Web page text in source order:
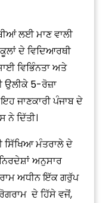
ਲਈ ਮਾਣ ਵਾਲੀ
ਦੇ ਵਿਦਿਆਰਥੀ
ਵਿਭਿੰਨਤਾ ਅਤੇ
ਉਲੀਕੇ 5-ਰੋਜ਼ਾ
ਜਾਣਕਾਰੀ ਪੰਜਾਬ ਦੇ
ਦਿੱਤੀ।
ਸਿੱਖਿਆ ਮੰਤਰਾਲੇ ਦੇ
ਅਨੁਸਾਰ
ਅਧੀਨ ਇੱਕ ਗਰੁੱਪ
ਦੇ ਹਿੱਸੇ ਵਜੋਂ,